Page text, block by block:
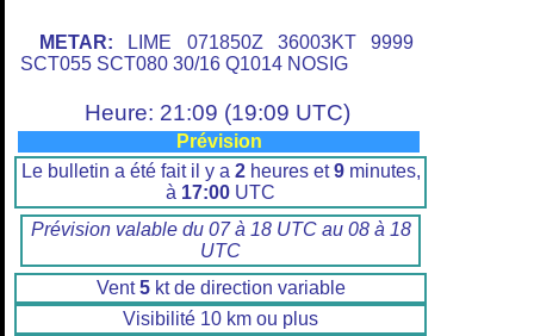
METAR: LIME 071850Z 36003KT 9999
SCT055 SCT080 30/16 Q1014 NOSIG
Heure: 21:09 (19:09 UTC)
Prévision
Le bulletin a été fait il y a 2heures et9minutes,
à 17:00 UTC
Prévision valable du 07 à 18 UTC au 08 à 18
UTC
Vent5kt de direction variable
Visibilité 10 km ou plus